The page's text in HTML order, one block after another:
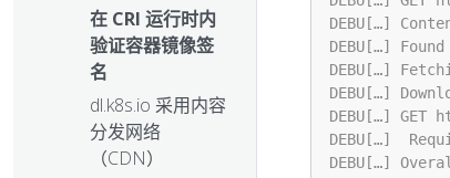
在 CRI 运行时内
验证容器镜像签
名
dl.k8s.io 采用内容
分发网络
（CDN）